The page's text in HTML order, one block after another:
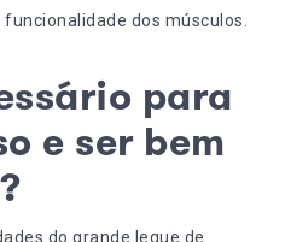
dos músculos.
para
e ser bem
do grande leque de